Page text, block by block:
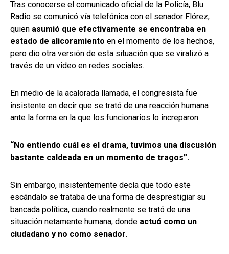
Tras conocerse el comunicado oficial de la Policía, Blu
Radio se comunicó vía telefónica con el senador Flórez,
quien asumió que efectivamente se encontraba en
estado de alicoramiento en el momento de los hechos,
pero dio otra versión de esta situación que se viralizó a
través de un video en redes sociales.
En medio de la acalorada llamada, el congresista fue
insistente en decir que se trató de una reacción humana
ante la forma en la que los funcionarios lo increparon:
“No entiendo cuál es el drama, tuvimos una discusión
bastante caldeada en un momento de tragos”.
Sin embargo, insistentemente decía que todo este
escándalo se trataba de una forma de desprestigiar su
bancada política, cuando realmente se trató de una
situación netamente humana, donde actuó como un
ciudadano y no como senador.